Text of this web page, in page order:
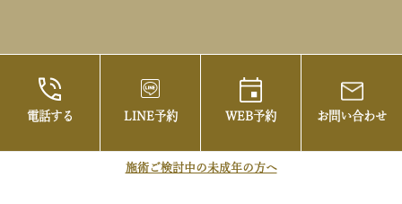
電話する LINE予約 WEB予約 お問い合わせ
施術ご検討中の未成年の方へ
らお茶の水美容形成クリニック